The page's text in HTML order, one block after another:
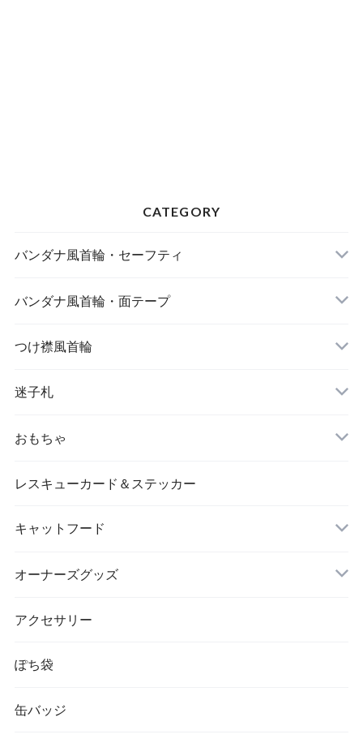
CATEGORY
バンダナ風首輪・セーフティ
バンダナ風首輪・面テープ
つけ襟風首輪
迷子札
片面タイプ
おもちゃ
レスキューカード＆ステッカー
キャットフード
ドライフード
オーナーズグッズ
お茶
アクセサリー
ぽち袋
缶バッジ